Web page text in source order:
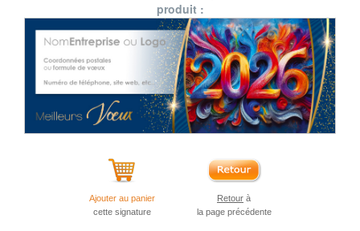
produit :
Ajouter au panier
cette signature
Retour à
la page précédente